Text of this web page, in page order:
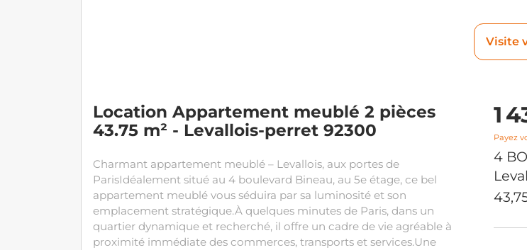
Visite
Location Appartement meublé 2 pièces
43.75 m² - Levallois-perret 92300
Charmant appartement meublé – Levallois, aux portes de
ParisIdéalement situé au 4 boulevard Bineau, au 5e étage, ce bel
appartement meublé vous séduira par sa luminosité et son
emplacement stratégique.À quelques minutes de Paris, dans un
quartier dynamique et recherché, il offre un cadre de vie agréable à
proximité immédiate des commerces, transports et services.Une
1
Payez
4